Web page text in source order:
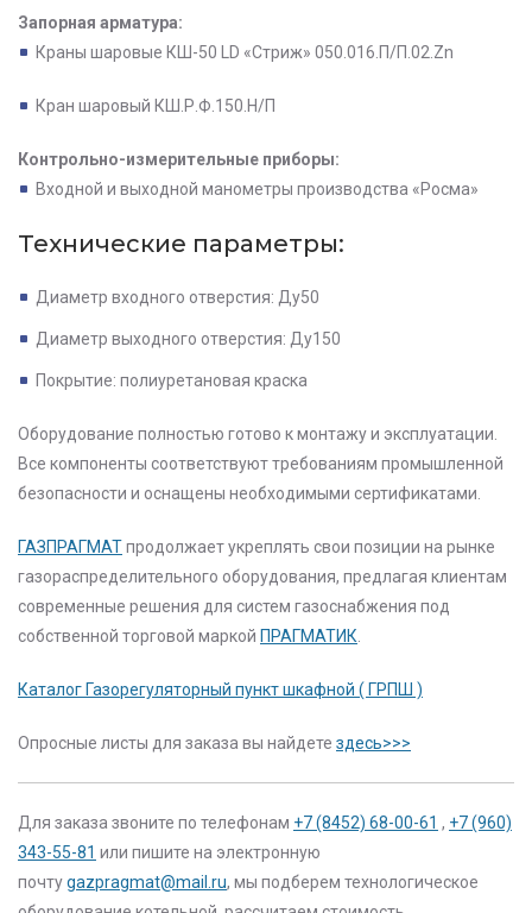
Запорная арматура:
Краны шаровые КШ-50 LD «Стриж» 050.016.П/П.02.Zn
Кран шаровый КШ.Р.Ф.150.Н/П
Контрольно-измерительные приборы:
Входной и выходной манометры производства «Росма»
Технические параметры:
Диаметр входного отверстия: Ду50
Диаметр выходного отверстия: Ду150
Покрытие: полиуретановая краска
Оборудование полностью готово к монтажу и эксплуатации.
Все компоненты соответствуют требованиям промышленной
безопасности и оснащены необходимыми сертификатами.
ГАЗПРАГМАТпродолжает укреплять свои позиции на рынке
газораспределительного оборудования, предлагая клиентам
современные решения для систем газоснабжения под
собственной торговой маркой ПРАГМАТИК
Каталог Газорегуляторный пункт шкафной ( ГРПШ )
Опросные листы для заказа вы найдете здесь>>>
Для заказа звоните по телефонам +7 (8452) 68-00-61 , +7 (960)
343-55-81 или пишите на электронную
почтуgazpragmat@mail.ru, мы подберем технологическое